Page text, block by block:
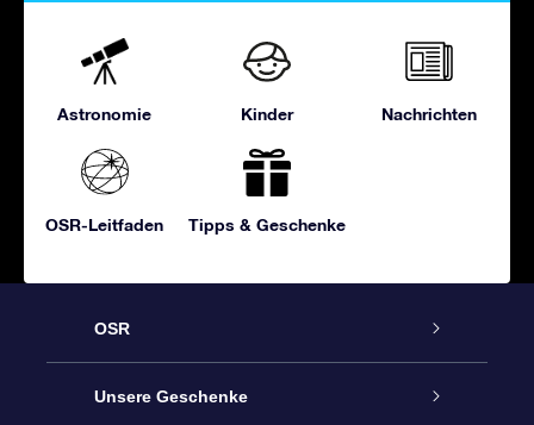
Astronomie Kinder Nachrichten
OSR-Leitfaden Tipps & Geschenke
OSR
Service
Unsere Geschenke